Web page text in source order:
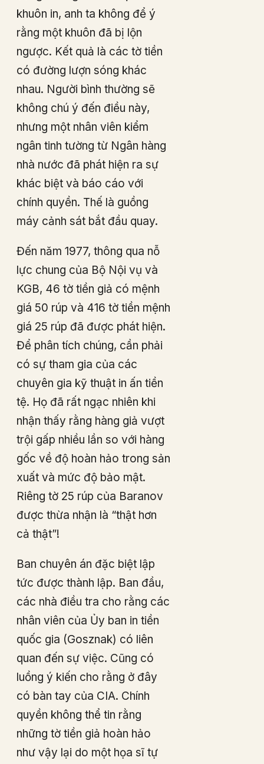
khuôn in, anh ta không để ý
rằng một khuôn đã bị lộn
ngược. Kết quả là các tờ tiền
có đường lượn sóng khác
nhau. Người bình thường sẽ
không chú ý đến điều này,
nhưng một nhân viên kiểm
ngân tinh tường từ Ngân hàng
nhà nước đã phát hiện ra sự
khác biệt và báo cáo với
chính quyền. Thế là guồng
máy cảnh sát bắt đầu quay.
Đến năm 1977, thông qua nỗ
lực chung của Bộ Nội vụ và
KGB, 46 tờ tiền giả có mệnh
giá 50 rúp và 416 tờ tiền mệnh
giá 25 rúp đã được phát hiện.
Để phân tích chúng, cần phải
có sự tham gia của các
chuyên gia kỹ thuật in ấn tiền
tệ. Họ đã rất ngạc nhiên khi
nhận thấy rằng hàng giả vượt
trội gấp nhiều lần so với hàng
gốc về độ hoàn hảo trong sản
xuất và mức độ bảo mật.
Riêng tờ 25 rúp của Baranov
được thừa nhận là “thật hơn
cả thật”!
Ban chuyên án đặc biệt lập
tức được thành lập. Ban đầu,
các nhà điều tra cho rằng các
nhân viên của Ủy ban in tiền
quốc gia (Gosznak) có liên
quan đến sự việc. Cũng có
luồng ý kiến cho rằng ở đây
có bàn tay của CIA. Chính
quyền không thể tin rằng
những tờ tiền giả hoàn hảo
như vậy lại do một họa sĩ tự